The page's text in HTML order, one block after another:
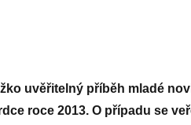
uvěřitelný příběh mladé
roce 2013. O případu se